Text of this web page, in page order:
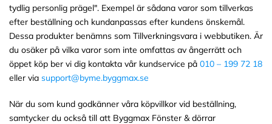
tydlig personlig prägel". Exempel är sådana varor som tillverkas
efter beställning och kundanpassas efter kundens önskemål.
Dessa produkter benämns som Tillverkningsvara i webbutiken. Är
du osäker på vilka varor som inte omfattas av ångerrätt och
öppet köp ber vi dig kontakta vår kundservice på 010 – 199 72 18
eller via support@byme.byggmax.se
När du som kund godkänner våra köpvillkor vid beställning,
samtycker du också till att Byggmax Fönster & dörrar